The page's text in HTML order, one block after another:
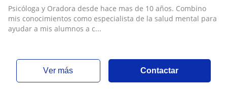
Psicóloga y Oradora desde hace mas de 10 años. Combino
mis conocimientos como especialista de la salud mental para
ayudar a mis alumnos a c...
ver más Contactar